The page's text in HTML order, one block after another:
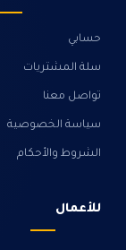
حسابي
سلة المشتريات
تواصل معنا
سياسة الخصوصية
الشروط والأحكام
للأعمال